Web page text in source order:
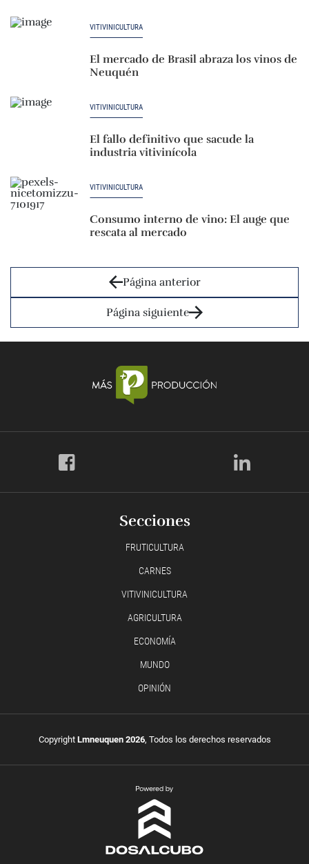
VITIVINICULTURA
El mercado de Brasil abraza los vinos de
Neuquén
VITIVINICULTURA
El fallo definitivo que sacude la
industria vitivinícola
VITIVINICULTURA
Consumo interno de vino: El auge que
rescata al mercado
Página anterior
Página siguiente
Secciones
FRUTICULTURA
CARNES
VITIVINICULTURA
AGRICULTURA
ECONOMÍA
MUNDO
OPINIÓN
Copyright Lmneuquen 2026, Todos los derechos reservados